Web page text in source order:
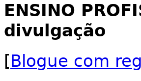
ENSINO
divulgação
[Blogue com